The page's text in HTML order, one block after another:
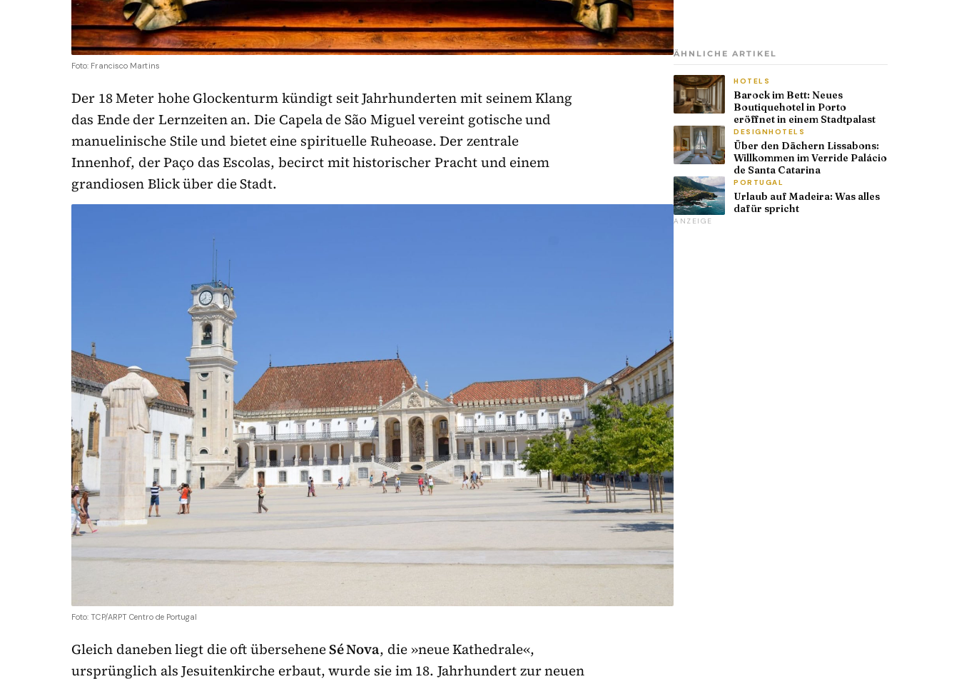
Foto: Francisco Martins
Der 18 Meter hohe Glockenturm kündigt seit Jahrhunderten mit seinem Klang
das Ende der Lernzeiten an. Die Capela de São Miguel vereint gotische und
manuelinische Stile und bietet eine spirituelle Ruheoase. Der zentrale
Innenhof, der Paço das Escolas, becirct mit historischer Pracht und einem
grandiosen Blick über die Stadt.
Foto: TCP/ARPT Centro de Portugal
Gleich daneben liegt die oft überseheneSé Nova, die »neue Kathedrale«,
ursprünglich als Jesuitenkirche erbaut, wurde sie im 18. Jahrhundert zur neuen
ÄHNLICHE ARTIKEL
HOTELS
Barock im Bett: Neues
Boutiquehotel in Porto
eröffnet in einem Stadtpalast
DESIGNHOTELS
Über den Dächern Lissabons:
Willkommen im Verride Palácio
de Santa Catarina
PORTUGAL
Urlaub auf Madeira: Was alles
dafür spricht
ANZEIGE